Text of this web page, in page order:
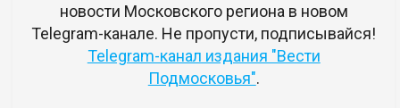
новости Московского региона в новом
Telegram-канале. Не пропусти, подписывайся!
Telegram-канал издания "Вести
Подмосковья".